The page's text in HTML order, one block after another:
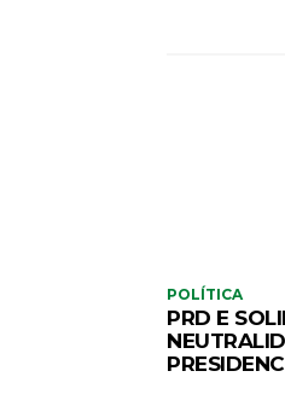
POLÍTICA
PRD E